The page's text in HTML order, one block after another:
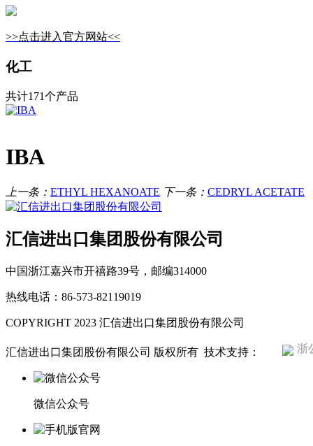
>>点击进入官方网站<<
化工
共计171个产品
IBA
上一条： ETHYL HEXANOATE 下一条： CEDRYL ACETATE
汇信进出口集团股份有限公司
中国浙江嘉兴市开禧路39号，邮编314000
热线电话：86-573-82119019
COPYRIGHT 2023 汇信进出口集团股份有限公司
汇信进出口集团股份有限公司 版权所有 技术支持： 浙
微信公众号